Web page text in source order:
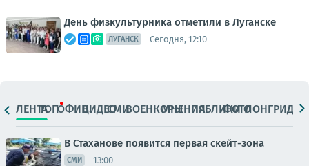
День физкультурника отметили в Луганске
ЛУГАНСК Сегодня, 12:10
ЛЕНТАТОПОФИЦ.ВИДЕОСМИВОЕНКОРЫМНЕНИЯПАБЛИКИ
ФОТОЛОНГРИДЫ
В Стаханове появится первая скейт-зона
СМИ 13:00